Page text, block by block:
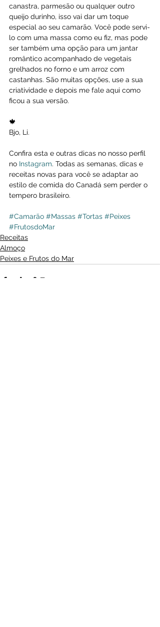
canastra, parmesão ou qualquer outro
queijo durinho, isso vai dar um toque
especial ao seu camarão. Você pode servi-
lo com uma massa como eu fiz, mas pode
ser também uma opção para um jantar
romântico acompanhado de vegetais
grelhados no forno e um arroz com
castanhas. São muitas opções, use a sua
criatividade e depois me fale aqui como
ficou a sua versão.
🍁
Bjo, Li.
Confira esta e outras dicas no nosso perfil
no Instagram. Todas as semanas, dicas e
receitas novas para você se adaptar ao
estilo de comida do Canadá sem perder o
tempero brasileiro.
#Camarão #Massas #Tortas #Peixes
#FrutosdoMar
Receitas
Almoço
Peixes e Frutos do Mar